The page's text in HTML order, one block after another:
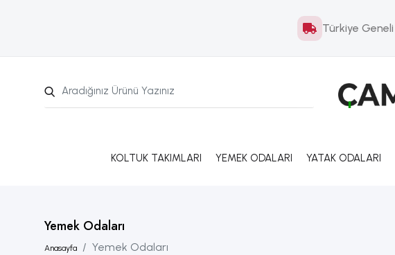
Türkiye Geneli
KOLTUK TAKIMLARI YEMEK ODALARI YATAK ODALARI
Yemek Odaları
Anasayfa Yemek Odaları